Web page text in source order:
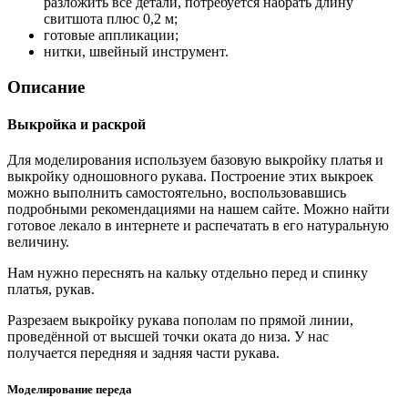
свитшота плюс 0,2 м;
готовые аппликации;
нитки, швейный инструмент.
Описание
Выкройка и раскрой
Для моделирования используем базовую выкройку платья и
выкройку одношовного рукава. Построение этих выкроек
можно выполнить самостоятельно, воспользовавшись
подробными рекомендациями на нашем сайте. Можно найти
готовое лекало в интернете и распечатать в его натуральную
величину.
Нам нужно переснять на кальку отдельно перед и спинку
платья, рукав.
Разрезаем выкройку рукава пополам по прямой линии,
проведённой от высшей точки оката до низа. У нас
получается передняя и задняя части рукава.
Моделирование переда